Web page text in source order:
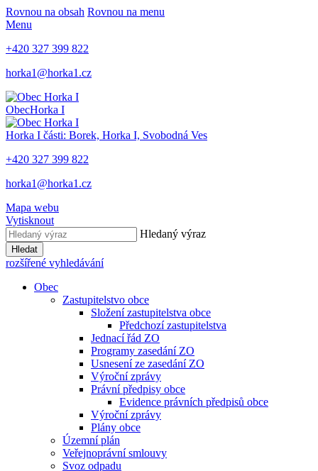
Rovnou na obsah Rovnou na menu
Menu
+420 327 399 822
horka1@horka1.cz
ObecHorka I
Horka I části: Borek, Horka I, Svobodná Ves
+420 327 399 822
horka1@horka1.cz
Mapa webu
Vytisknout
Hledaný výraz
Hledat
rozšířené vyhledávání
Obec
Zastupitelstvo obce
Složení zastupitelstva obce
Předchozí zastupitelstva
Jednací řád ZO
Programy zasedání ZO
Usnesení ze zasedání ZO
Výroční zprávy
Právní předpisy obce
Evidence právních předpisů obce
Výroční zprávy
Plány obce
Územní plán
Veřejnoprávní smlouvy
Svoz odpadu